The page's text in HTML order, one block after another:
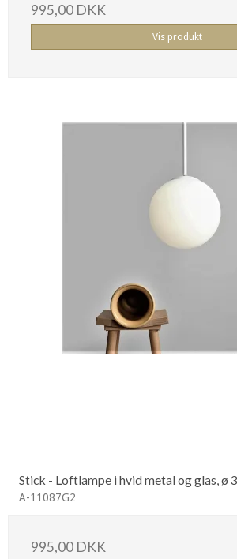
995,00 DKK
Vis produkt
Stick - Loftlampe i hvid metal og glas, ø
A-11087G2
995,00 DKK